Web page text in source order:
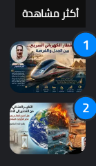
أكثر مشاهدة